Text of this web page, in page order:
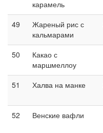
карамель
49
Жареный рис с
кальмарами
50
Какао с
маршмеллоу
51 Халва на манке
52 Венские вафли